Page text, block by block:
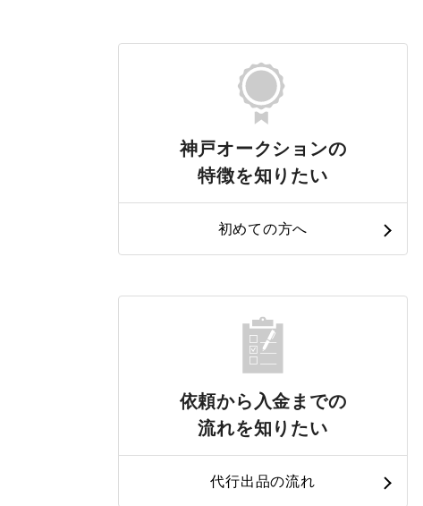
神戸オークションの
特徴を知りたい
初めての方へ
依頼から入金までの
流れを知りたい
代行出品の流れ